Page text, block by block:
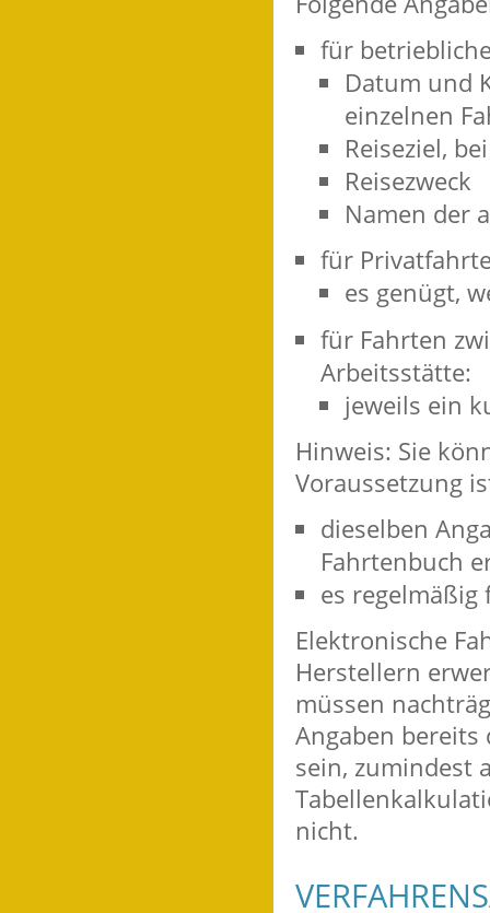
für
Datum und
einzelnen
Reiseziel,
Reisezweck
Namen der
für
es genügt,
für Fahrten
Arbeitsstätte:
jeweils ein
Hinweis: Sie
Voraussetzung
dieselben
Fahrtenbuch
es regelmäßig
Elektronische
Herstellern
müssen
Angaben bereits
sein, zumindest
nicht.